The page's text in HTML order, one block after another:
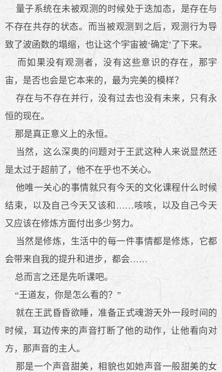
量子系统在未被观测的时候处于迭加态，是存在与
不存在共存的状态。而当被观测到之后，观测行为导
致了波函数的塌缩，也让这个宇宙被‘确定’了下来。
而如果没有观测者，没有这些意识的存在，那宇
宙，是否也会是它本来的，最为完美的模样？
存在与不存在并行，没有过去也没有未来，只有永
恒的现在。
那是真正意义上的永恒。
当然，这么深奥的问题对于王武这种人来说显然还
是太过于超前了，他不在乎也不关心。
他唯一关心的事情就只有今天的文化课程什么时候
结束，以及自己今天又该和……咳咳，以及自己今天
又应该在修炼方面付出多少努力。
当然是修炼，生活中的每一件事情都是修炼，它都
会带来自我的提升和进步，都会……
总而言之还是先听课吧。
“王道友，你是怎么看的？”
就在王武昏昏欲睡，准备正式魂游天外一段时间的
时候，耳边传来的声音打断了他的动作，让他看向对
方，那声音的主人。
那是一个声音甜美，相貌也如她声音一般甜美的女